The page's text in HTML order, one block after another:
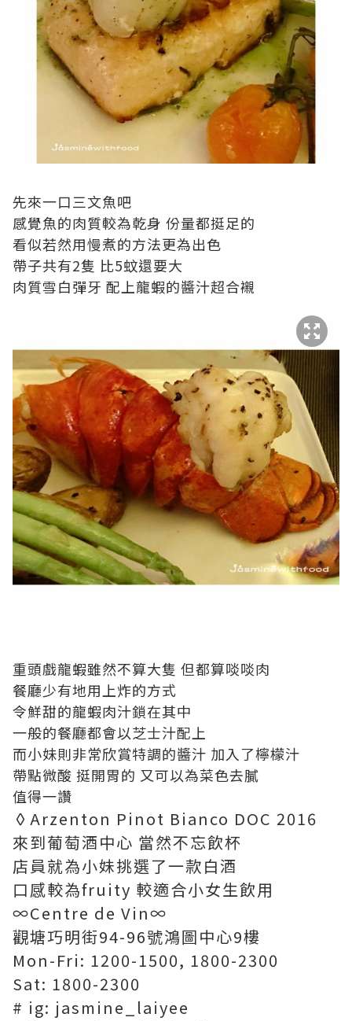
先來一口三文魚吧
感覺魚的肉質較為乾身 份量都挺足的
看似若然用慢煮的方法更為出色
帶子共有2隻 比5蚊還要大
肉質雪白彈牙 配上龍蝦的醬汁超合襯
重頭戲龍蝦雖然不算大隻 但都算啖啖肉
餐廳少有地用上炸的方式
令鮮甜的龍蝦肉汁鎖在其中
一般的餐廳都會以芝士汁配上
而小妹則非常欣賞特調的醬汁 加入了檸檬汁
帶點微酸 挺開胃的 又可以為菜色去膩
值得一讚
◊Arzenton Pinot Bianco DOC 2016
來到葡萄酒中心 當然不忘飲杯
店員就為小妹挑選了一款白酒
口感較為fruity 較適合小女生飲用
∞Centre de Vin∞
觀塘巧明街94-96號鴻圖中心9樓
Mon-Fri: 1200-1500, 1800-2300
Sat: 1800-2300
# ig: jasmine_laiyee